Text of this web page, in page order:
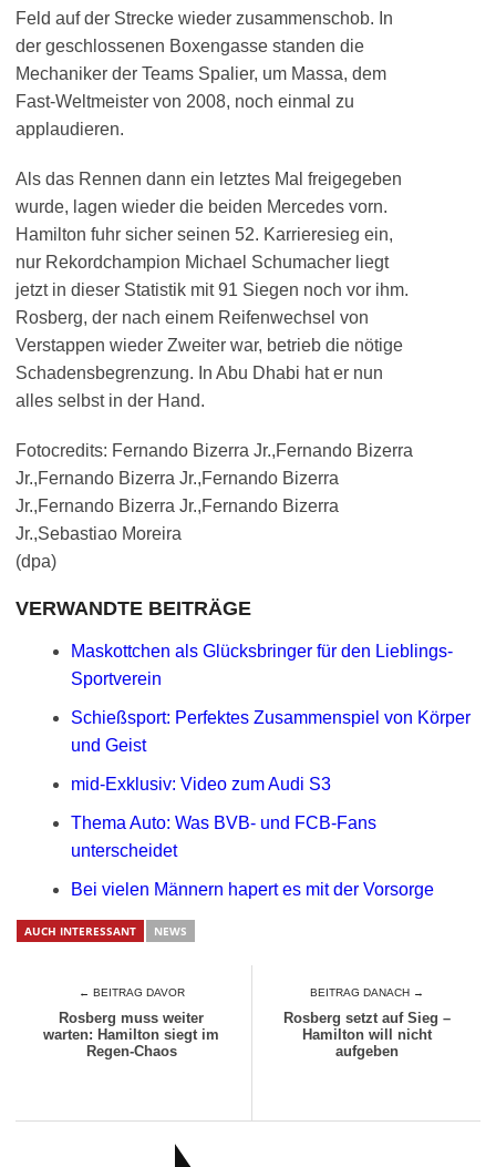
Feld auf der Strecke wieder zusammenschob. In
der geschlossenen Boxengasse standen die
Mechaniker der Teams Spalier, um Massa, dem
Fast-Weltmeister von 2008, noch einmal zu
applaudieren.
Als das Rennen dann ein letztes Mal freigegeben
wurde, lagen wieder die beiden Mercedes vorn.
Hamilton fuhr sicher seinen 52. Karrieresieg ein,
nur Rekordchampion Michael Schumacher liegt
jetzt in dieser Statistik mit 91 Siegen noch vor ihm.
Rosberg, der nach einem Reifenwechsel von
Verstappen wieder Zweiter war, betrieb die nötige
Schadensbegrenzung. In Abu Dhabi hat er nun
alles selbst in der Hand.
Fotocredits: Fernando Bizerra Jr.,Fernando Bizerra
Jr.,Fernando Bizerra Jr.,Fernando Bizerra
Jr.,Fernando Bizerra Jr.,Fernando Bizerra
Jr.,Sebastiao Moreira
(dpa)
VERWANDTE BEITRÄGE
Maskottchen als Glücksbringer für den Lieblings-
Sportverein
Schießsport: Perfektes Zusammenspiel von Körper
und Geist
mid-Exklusiv: Video zum Audi S3
Thema Auto: Was BVB- und FCB-Fans
unterscheidet
Bei vielen Männern hapert es mit der Vorsorge
AUCH INTERESSANT NEWS
← BEITRAG DAVOR
Rosberg muss weiter
warten: Hamilton siegt im
Regen-Chaos
BEITRAG DANACH →
Rosberg setzt auf Sieg –
Hamilton will nicht
aufgeben